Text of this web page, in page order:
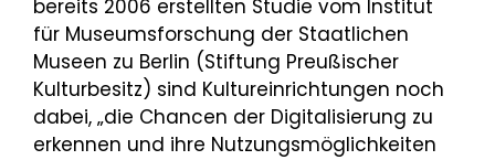
bereits 2006 erstellten Studie vom Institut
für Museumsforschung der Staatlichen
Museen zu Berlin (Stiftung Preußischer
Kulturbesitz) sind Kultureinrichtungen noch
dabei, „die Chancen der Digitalisierung zu
erkennen und ihre Nutzungsmöglichkeiten